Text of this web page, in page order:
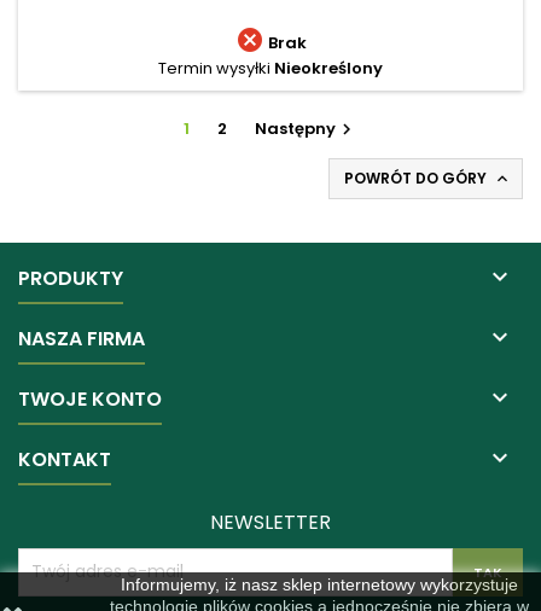
 Brak
Termin wysyłki Nieokreślony
1 2 Następny 
POWRÓT DO GÓRY 
PRODUKTY 
NASZA FIRMA 
TWOJE KONTO 
KONTAKT 
Informujemy, iż nasz sklep internetowy wykorzystuje
technologię plików cookies a jednocześnie nie zbiera w
NEWSLETTER